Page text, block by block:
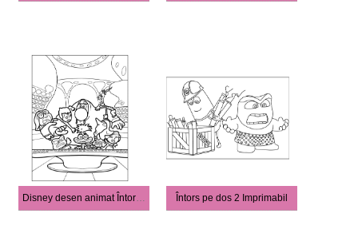
Disney desen animat Întors pe dos 2 Întors pe dos 2 Imprimabil